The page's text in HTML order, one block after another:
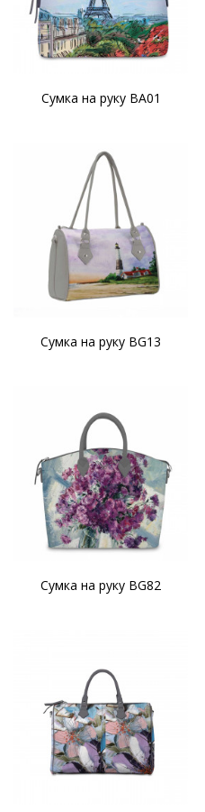
Сумка на руку BA01
Сумка на руку BG13
Сумка на руку BG82